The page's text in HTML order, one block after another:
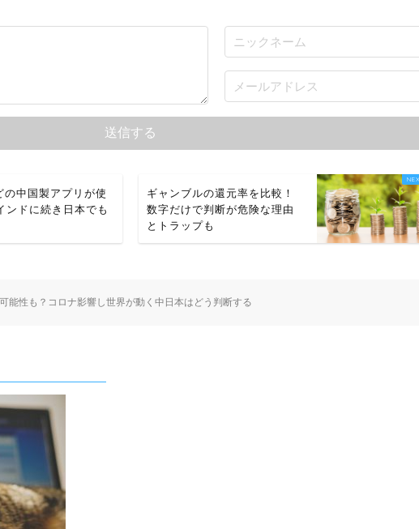
中国製アプリが使
ンドに続き日本でも
ギャンブルの還元率を比較！
数字だけで判断が危険な理由
とトラップも
能性も？コロナ影響し世界が動く中日本はどう判断する